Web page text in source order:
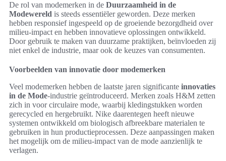
De rol van modemerken in de Duurzaamheid in de
Modewereld is steeds essentiëler geworden. Deze merken
hebben responsief ingespeeld op de groeiende bezorgdheid over
milieu-impact en hebben innovatieve oplossingen ontwikkeld.
Door gebruik te maken van duurzame praktijken, beïnvloeden zij
niet enkel de industrie, maar ook de keuzes van consumenten.
Voorbeelden van innovatie door modemerken
Veel modemerken hebben de laatste jaren significante innovaties
in de Mode-industrie geïntroduceerd. Merken zoals H&M zetten
zich in voor circulaire mode, waarbij kledingstukken worden
gerecycled en hergebruikt. Nike daarentegen heeft nieuwe
systemen ontwikkeld om biologisch afbreekbare materialen te
gebruiken in hun productieprocessen. Deze aanpassingen maken
het mogelijk om de milieu-impact van de mode aanzienlijk te
verlagen.